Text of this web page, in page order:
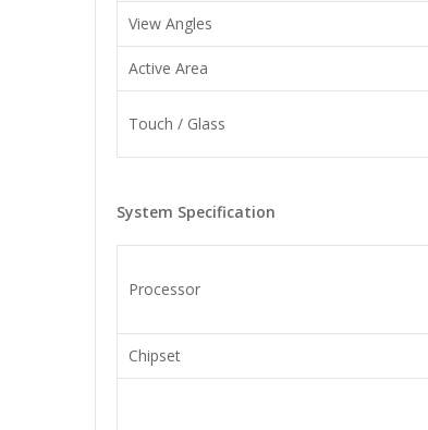
View Angles
Active Area
Touch / Glass
System Specification
Processor
Chipset